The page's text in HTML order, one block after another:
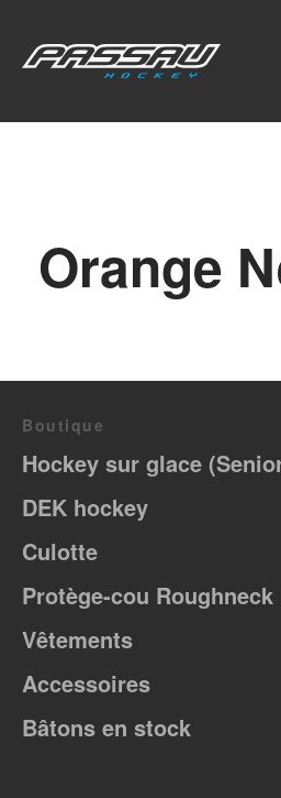
Orange
Boutique
Hockey sur glace
DEK hockey
Culotte
Protège-cou Roughneck
Vêtements
Accessoires
Bâtons en stock